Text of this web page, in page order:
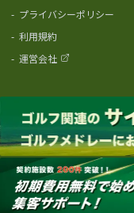
- プライバシーポリシー
- 利用規約
- 運営会社